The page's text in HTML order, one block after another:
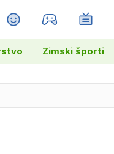
MAGAZIN
Zimski športi